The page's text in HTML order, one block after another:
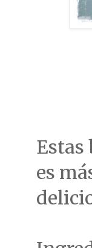
Estas
es